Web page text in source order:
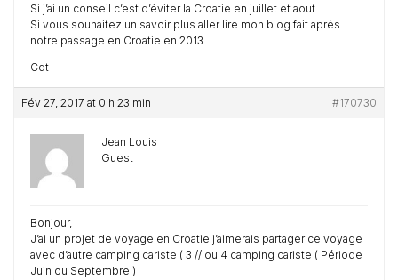
Si j’ai un conseil c’est d’éviter la Croatie en juillet et aout.
Si vous souhaitez un savoir plus aller lire mon blog fait après
notre passage en Croatie en 2013
Cdt
Fév 27, 2017 at 0 h 23 min #170730
Jean Louis
Guest
Bonjour,
J’ai un projet de voyage en Croatie j’aimerais partager ce voyage
avec d’autre camping cariste ( 3 // ou 4 camping cariste ( Période
Juin ou Septembre )